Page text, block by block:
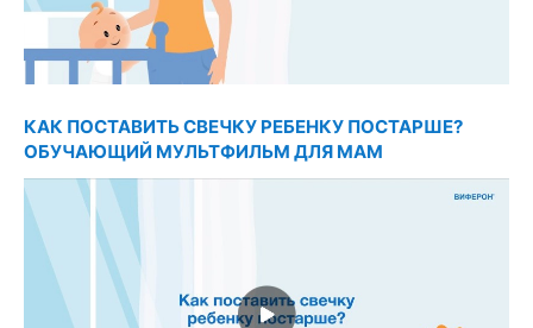
КАК ПОСТАВИТЬ СВЕЧКУ РЕБЕНКУ ПОСТАРШЕ?
ОБУЧАЮЩИЙ МУЛЬТФИЛЬМ ДЛЯ МАМ